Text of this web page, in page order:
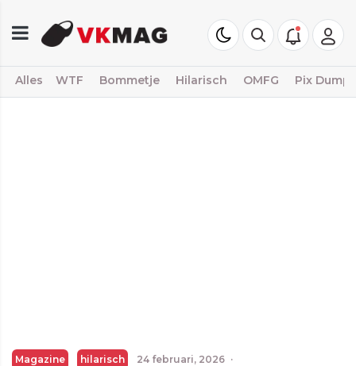
Alles WTF Bommetje Hilarisch OMFG Pix Dump
Magazine hilarisch 24 februari, 2026 ·